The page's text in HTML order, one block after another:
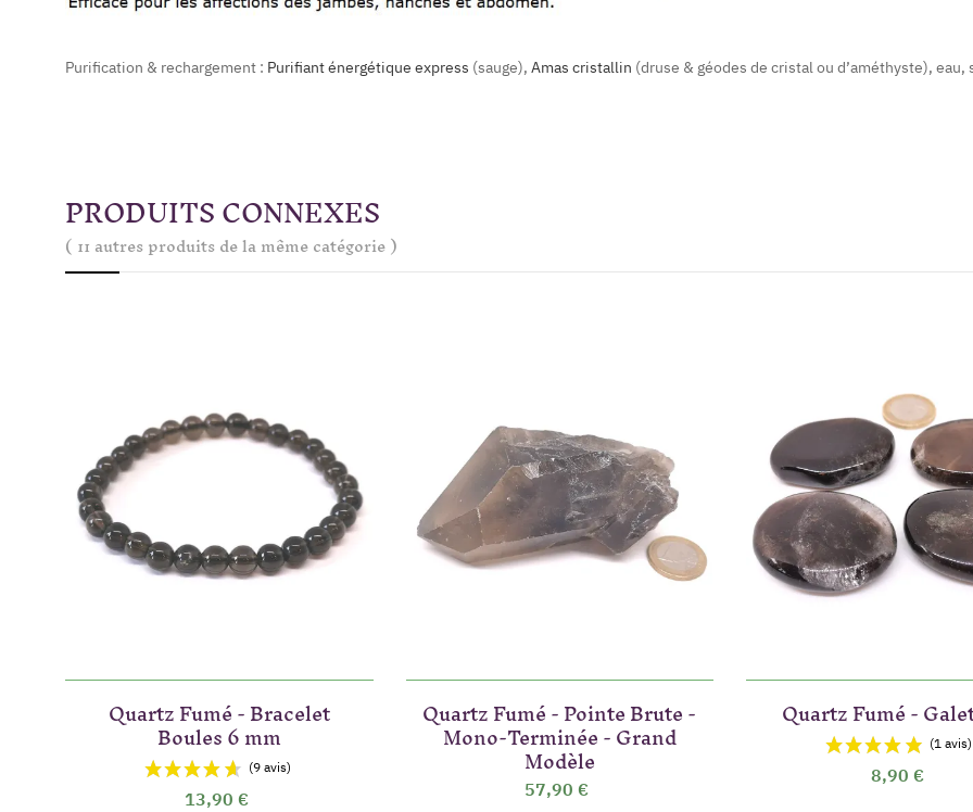
Purification & rechargement : Purifiant énergétique express (sauge), Amas cristallin (druse & géodes de cristal ou d’améthyste),
PRODUITS CONNEXES
( 11 autres produits de la même catégorie )
Quartz Fumé - Bracelet
Boules 6 mm
13,90 €
Quartz Fumé - Pointe Brute -
Mono-Terminée - Grand
Modèle
57,90 €
Quartz Fumé -
8,90 €